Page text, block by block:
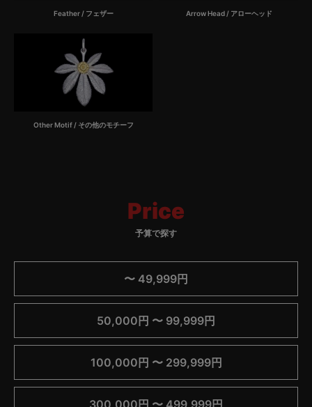
Feather / フェザー Arrow Head / アローヘッド
Other Motif / その他のモチーフ
Price
予算で探す
〜 49,999円
50,000円 〜 99,999円
100,000円 〜 299,999円